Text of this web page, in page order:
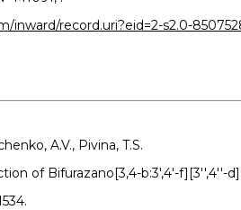
inward/record.uri?eid=2-s2.0-
A.V., Pivina, T.S.
of Bifurazano[3,4-b:3′,4′-